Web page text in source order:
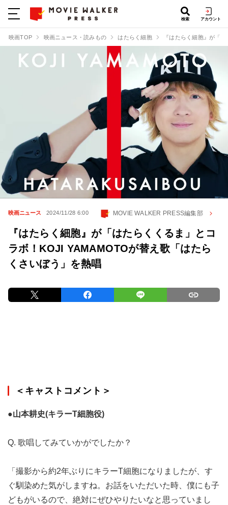
検索 アカウント
映画TOP 映画ニュース・読みもの はたらく細胞 『はたらく細胞』が「
映画ニュース 2024/11/28 6:00 MOVIE WALKER PRESS編集部
『はたらく細胞』が「はたらくくるま」とコ
ラボ！KOJI YAMAMOTOが替え歌「はたら
くさいぼう」を熱唱
＜キャストコメント＞
●山本耕史(キラーT細胞役)
Q. 歌唱してみていかがでしたか？
「撮影から約2年ぶりにキラーT細胞になりましたが、す
ぐ馴染めた気がしますね。お話をいただいた時、僕にも子
どもがいるので、絶対にぜひやりたいなと思っていまし